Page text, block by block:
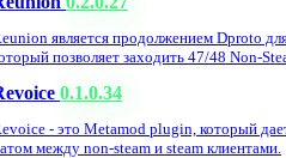
является продолжением Dproto
позволяет заходить 47/48 Non-
0.1.0.34
- это Metamod plugin, который
между non-steam и steam клиентами.